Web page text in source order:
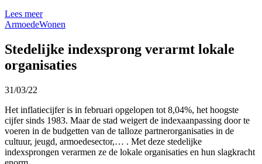
Lees meer
ArmoedeWonen
Stedelijke indexsprong verarmt lokale
organisaties
31/03/22
Het inflatiecijfer is in februari opgelopen tot 8,04%, het hoogste
cijfer sinds 1983. Maar de stad weigert de indexaanpassing door te
voeren in de budgetten van de talloze partnerorganisaties in de
cultuur, jeugd, armoedesector,… . Met deze stedelijke
indexsprongen verarmen ze de lokale organisaties en hun slagkracht